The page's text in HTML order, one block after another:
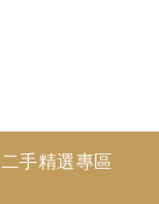
二手精選專區